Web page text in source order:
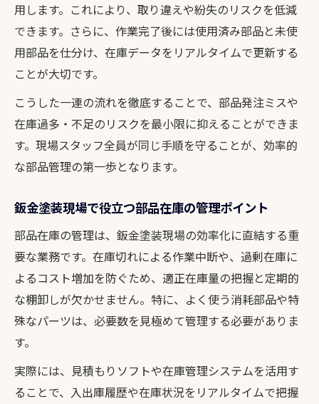
用します。これにより、取り違えや紛失のリスクを低減
できます。さらに、作業完了後には使用済み部品と未使
用部品を仕分け、在庫データをリアルタイムで更新する
ことが大切です。
こうした一連の流れを徹底することで、部品発注ミスや
在庫過多・不足のリスクを最小限に抑えることができま
す。現場スタッフ全員が同じ手順を守ることが、効率的
な部品管理の第一歩となります。
鈑金塗装現場で役立つ部品在庫の管理ポイント
部品在庫の管理は、鈑金塗装現場の効率化に直結する重
要な業務です。在庫切れによる作業中断や、過剰在庫に
よるコスト増加を防ぐため、適正在庫量の把握と定期的
な棚卸しが欠かせません。特に、よく使う消耗部品や特
殊なパーツは、必要数を見極めて管理する必要がありま
す。
実際には、見積もりソフトや在庫管理システムを活用す
ることで、入出庫履歴や在庫状況をリアルタイムで把握